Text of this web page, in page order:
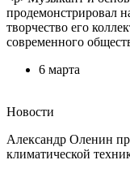
продемонстрировал
творчество его
современного
6 марта
Новости
Александр Оленин
климатической